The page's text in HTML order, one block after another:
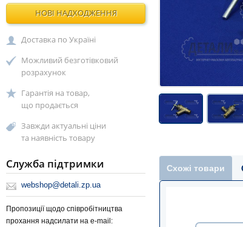
Схожі товари
НОВІ НАДХОДЖЕННЯ
Доставка по Україні
Можливий безготівковий
розрахунок
Гарантія на товар,
що продається
Завжди актуальні ціни
та наявність товару
Служба підтримки
webshop@detali.zp.ua
Пропозиції щодо співробітництва
прохання надсилати на e-mail: